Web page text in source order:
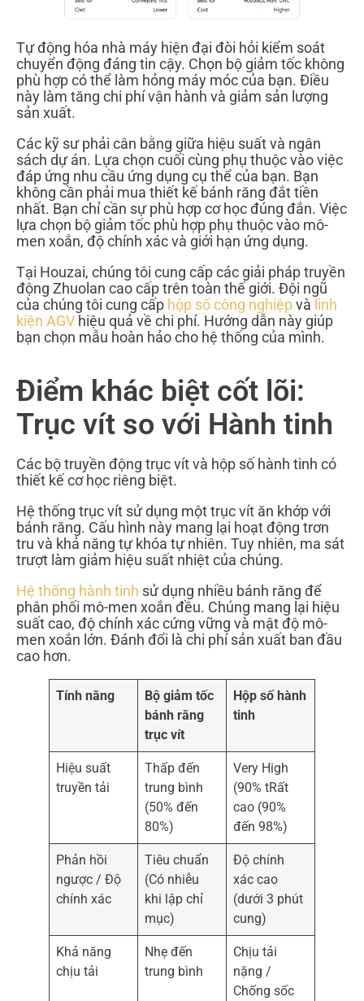
Tự động hóa nhà máy hiện đại đòi hỏi kiểm soát
chuyển động đáng tin cậy. Chọn bộ giảm tốc không
phù hợp có thể làm hỏng máy móc của bạn. Điều
này làm tăng chi phí vận hành và giảm sản lượng
sản xuất.
Các kỹ sư phải cân bằng giữa hiệu suất và ngân
sách dự án. Lựa chọn cuối cùng phụ thuộc vào việc
đáp ứng nhu cầu ứng dụng cụ thể của bạn. Bạn
không cần phải mua thiết kế bánh răng đắt tiền
nhất. Bạn chỉ cần sự phù hợp cơ học đúng đắn. Việc
lựa chọn bộ giảm tốc phù hợp phụ thuộc vào mô-
men xoắn, độ chính xác và giới hạn ứng dụng.
Tại Houzai, chúng tôi cung cấp các giải pháp truyền
động Zhuolan cao cấp trên toàn thế giới. Đội ngũ
của chúng tôi cung cấp hộp số công nghiệpvà linh
kiện AGV hiệu quả về chi phí. Hướng dẫn này giúp
bạn chọn mẫu hoàn hảo cho hệ thống của mình.
Điểm khác biệt cốt lõi:
Trục vít so với Hành tinh
Các bộ truyền động trục vít và hộp số hành tinh có
thiết kế cơ học riêng biệt.
Hệ thống trục vít sử dụng một trục vít ăn khớp với
bánh răng. Cấu hình này mang lại hoạt động trơn
tru và khả năng tự khóa tự nhiên. Tuy nhiên, ma sát
trượt làm giảm hiệu suất nhiệt của chúng.
Hệ thống hành tinh sử dụng nhiều bánh răng để
phân phối mô-men xoắn đều. Chúng mang lại hiệu
suất cao, độ chính xác cứng vững và mật độ mô-
men xoắn lớn. Đánh đổi là chi phí sản xuất ban đầu
cao hơn.
Tính năng
Bộ giảm tốc
bánh răng
trục vít
Hộp số hành
tinh
Hiệu suất
truyền tải
Thấp đến
trung bình
(50% đến
80%)
Very High
(90% tRất
cao (90%
đến 98%)
Phản hồi
ngược / Độ
chính xác
Tiêu chuẩn
(Có nhiễu
khi lập chỉ
mục)
Độ chính
xác cao
(dưới 3 phút
cung)
Khả năng
chịu tải
Nhẹ đến
trung bình
Chịu tải
nặng /
Chống sốc